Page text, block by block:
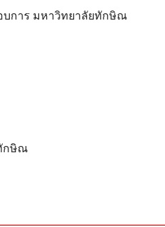
บการ มหาวิทยาลัยทักษิณ
กษิณ